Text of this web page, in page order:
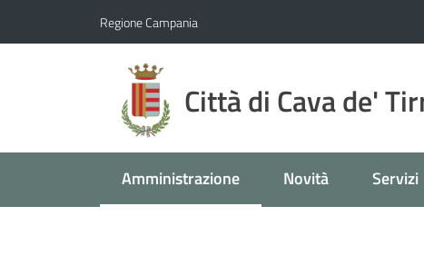
Regione Campania
Città di Cava de'
Amministrazione
Menu selezionato Novità Servizi